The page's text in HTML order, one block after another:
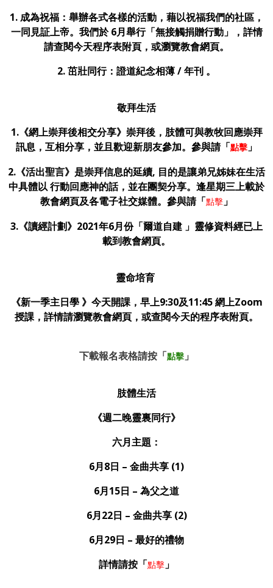
1. 成為祝福：舉辦各式各樣的活動，藉以祝福我們的社區，
一同見証上帝。我們於 6月舉行「無接觸捐贈行動」，詳情
請查閱今天程序表附頁，或瀏覽教會網頁。
2. 茁壯同行：證道紀念相薄 / 年刊 。
敬拜生活
1.《網上崇拜後相交分享》崇拜後，肢體可與教牧回應崇拜
訊息，互相分享，並且歡迎新朋友參加。 參與請「點擊 」
2.《活出聖言》是崇拜信息的延續, 目的是讓弟兄姊妹在生活
中具體以 行動回應神的話，並在團契分享。逢星期三上載於
教會網頁及各電子社交媒體。 參與請「點擊 」
3.《讀經計劃》2021年6月份「爾道自建 」靈修資料經已上
載到教會網頁。
靈命培育
《新一季主日學 》今天開課，早上9:30及11:45 網上Zoom
授課，詳情請瀏覽教會網頁，或查閱今天的程序表附頁。
下載報名表格請按「點擊 」
肢體生活
《週二晚靈裏同行》
六月主題：
6月8日 – 金曲共享 (1)
6月15日 – 為父之道
6月22日 – 金曲共享 (2)
6月29日 – 最好的禮物
詳情請按「點擊 」